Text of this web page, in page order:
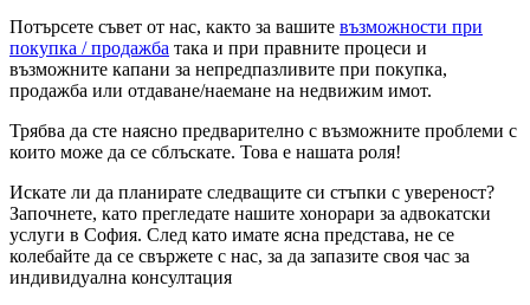
Потърсете съвет от нас, както за вашите възможности при
покупка / продажба така и при правните процеси и
възможните капани за непредпазливите при покупка,
продажба или отдаване/наемане на недвижим имот.
Трябва да сте наясно предварително с възможните проблеми с
които може да се сблъскате. Това е нашата роля!
Искате ли да планирате следващите си стъпки с увереност?
Започнете, като прегледате нашите хонорари за адвокатски
услуги в София. След като имате ясна представа, не се
колебайте да се свържете с нас, за да запазите своя час за
индивидуална консултация